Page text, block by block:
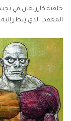
خلفية كارريغان في
المعقد، الذي يُنظر